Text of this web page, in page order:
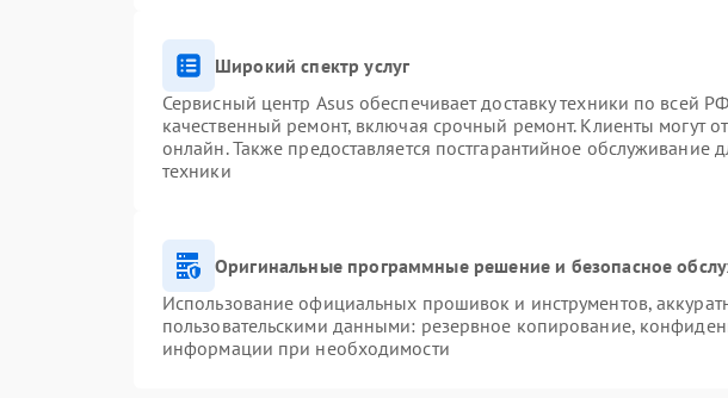
Широкий спектр услуг
Сервисный центр Asus обеспечивает доставку техники по всей
качественный ремонт, включая срочный ремонт. Клиенты могут
онлайн. Также предоставляется постгарантийное обслуживание
техники
Оригинальные программные решение и безопасное
Использование официальных прошивок и инструментов,
пользовательскими данными: резервное копирование,
информации при необходимости